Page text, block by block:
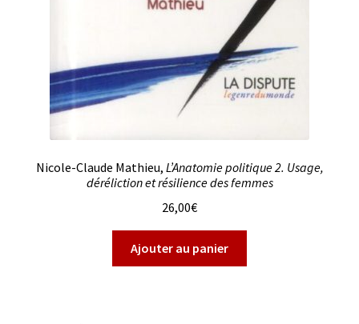
Nicole-Claude Mathieu, L’Anatomie politique 2. Usage,
déréliction et résilience des femmes
26,00€
Ajouter au panier